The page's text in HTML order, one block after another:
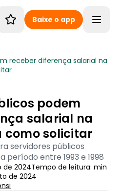
Baixe o app
receber diferença salarial na
podem
salarial na
como solicitar
servidores públicos
período entre 1993 e 1998
de 2024Tempo de leitura: min
de 2024